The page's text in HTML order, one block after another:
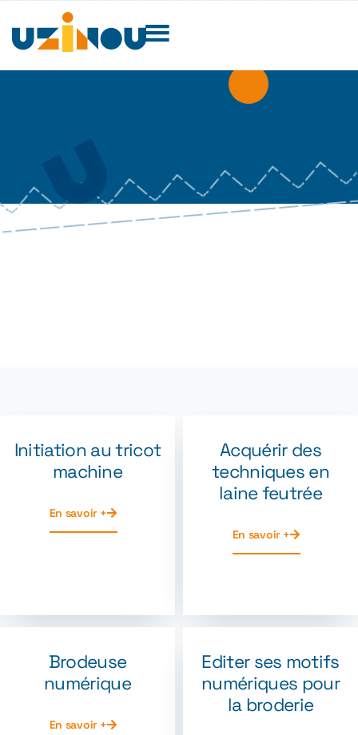
Initiation au tricot
machine
En savoir +
Acquérir des
techniques en
laine feutrée
En savoir +
Brodeuse
numérique
En savoir +
Editer ses motifs
numériques pour
la broderie